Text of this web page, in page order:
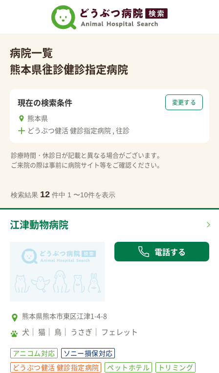
病院一覧
熊本県往診健診指定病院
変更する
現在の検索条件
熊本県
どうぶつ健活 健診指定病院 , 往診
診療時間・休診日が記載と異なる場合がございます。
ご来院の際は事前に病院サイト等をご確認ください。
検索結果 12 件中 1 〜10件を表示
江津動物病院
電話する
熊本県熊本市東区江津1-4-8
犬 猫 鳥 うさぎ フェレット
アニコム対応
ソニー損保対応
どうぶつ健活 健診指定病院
ペットホテル
トリミング